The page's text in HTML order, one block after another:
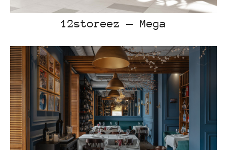
12storeez — Mega